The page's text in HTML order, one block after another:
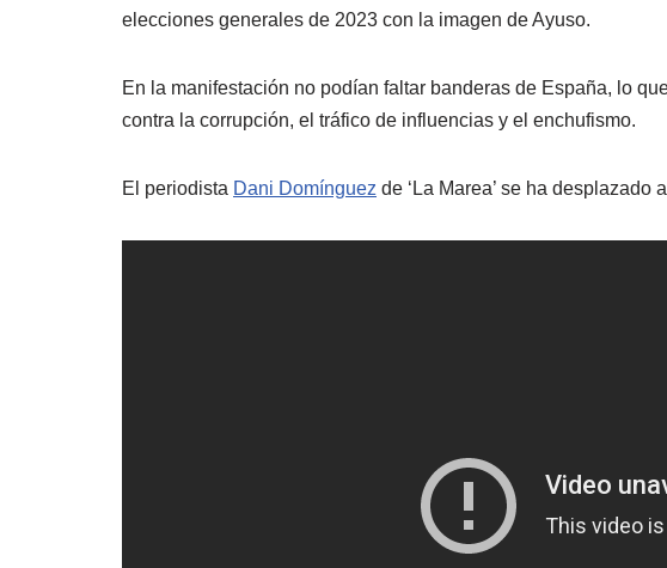
elecciones generales de 2023 con la imagen de Ayuso.
En la manifestación no podían faltar banderas de España, lo
contra la corrupción, el tráfico de influencias y el enchufismo.
El periodista Dani Domínguez de ‘La Marea’ se ha desplazado